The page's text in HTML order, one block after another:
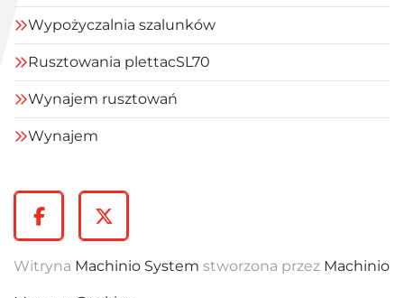
Wypożyczalnia szalunków
Rusztowania plettacSL70
Wynajem rusztowań
Wynajem
facebooktwitter
Witryna Machinio System stworzona przez Machinio